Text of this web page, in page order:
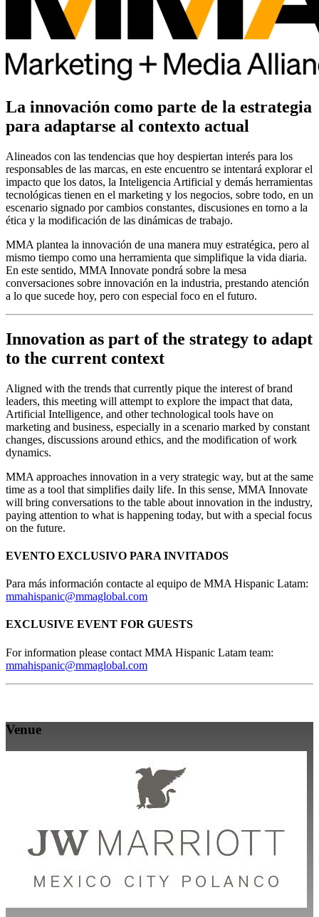
La innovación como parte de la estrategia
para adaptarse al contexto actual
Alineados con las tendencias que hoy despiertan interés para los
responsables de las marcas, en este encuentro se intentará explorar el
impacto que los datos, la Inteligencia Artificial y demás herramientas
tecnológicas tienen en el marketing y los negocios, sobre todo, en un
escenario signado por cambios constantes, discusiones en torno a la
ética y la modificación de las dinámicas de trabajo.
MMA plantea la innovación de una manera muy estratégica, pero al
mismo tiempo como una herramienta que simplifique la vida diaria.
En este sentido, MMA Innovate pondrá sobre la mesa
conversaciones sobre innovación en la industria, prestando atención
a lo que sucede hoy, pero con especial foco en el futuro.
Innovation as part of the strategy to adapt
to the current context
Aligned with the trends that currently pique the interest of brand
leaders, this meeting will attempt to explore the impact that data,
Artificial Intelligence, and other technological tools have on
marketing and business, especially in a scenario marked by constant
changes, discussions around ethics, and the modification of work
dynamics.
MMA approaches innovation in a very strategic way, but at the same
time as a tool that simplifies daily life. In this sense, MMA Innovate
will bring conversations to the table about innovation in the industry,
paying attention to what is happening today, but with a special focus
on the future.
EVENTO EXCLUSIVO PARA INVITADOS
Para más información contacte al equipo de MMA Hispanic Latam:
mmahispanic@mmaglobal.com
EXCLUSIVE EVENT FOR GUESTS
For information please contact MMA Hispanic Latam team:
mmahispanic@mmaglobal.com
Venue